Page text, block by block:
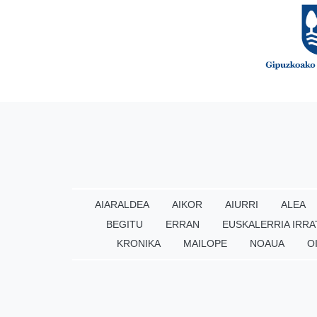
AIARALDEA AIKOR AIURRI ALEA
BEGITU
ERRAN EUSKALERRIA
KRONIKA
MAILOPE NOAUA